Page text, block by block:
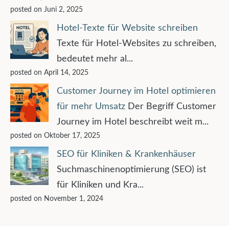
posted on Juni 2, 2025
Hotel-Texte für Website schreiben
Texte für Hotel-Websites zu schreiben,
bedeutet mehr al...
posted on April 14, 2025
Customer Journey im Hotel optimieren
für mehr Umsatz Der Begriff Customer
Journey im Hotel beschreibt weit m...
posted on Oktober 17, 2025
SEO für Kliniken & Krankenhäuser
Suchmaschinenoptimierung (SEO) ist
für Kliniken und Kra...
posted on November 1, 2024